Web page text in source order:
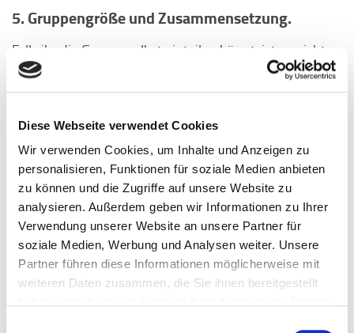
Diese Webseite verwendet Cookies
Wir verwenden Cookies, um Inhalte und Anzeigen zu
personalisieren, Funktionen für soziale Medien anbieten
zu können und die Zugriffe auf unsere Website zu
analysieren. Außerdem geben wir Informationen zu Ihrer
Verwendung unserer Website an unsere Partner für
soziale Medien, Werbung und Analysen weiter. Unsere
Partner führen diese Informationen möglicherweise mit
weiteren Daten zusammen, die Sie ihnen bereitgestellt
5. Gruppengröße und Zusammensetzung.
Falls ihr die Gruppe selbst einteilen könnt, ist es nicht
zwingend erforderlich, dass alle Mitglieder homogen in
Bezug auf Wissen und Fähigkeiten sind. Eine
eine Bereicherung sein, da sie unterschiedliche
Perspektiven und Herangehensweisen bietet. Die
ideale Gruppengröße liegt zwischen 3 und 7 Personen.
Achtet darauf, dass jede/r engagiert ist, aber seid offen
für die Vorteile, die die Vielfalt mit sich bringt und nutzt
diese bewusst, um voneinander zu lernen und euer
Verständnis zu erweitern.